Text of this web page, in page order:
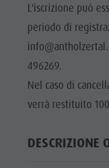
L'iscrizione può
periodo di
496269.
Nel caso di
verrà restituito
DESCRIZIONE